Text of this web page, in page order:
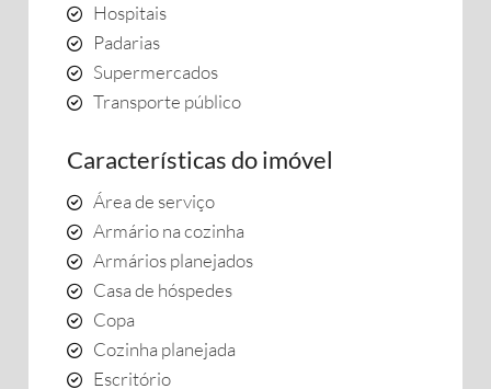
Hospitais
Padarias
Supermercados
Transporte público
Características do imóvel
Área de serviço
Armário na cozinha
Armários planejados
Casa de hóspedes
Copa
Cozinha planejada
Escritório